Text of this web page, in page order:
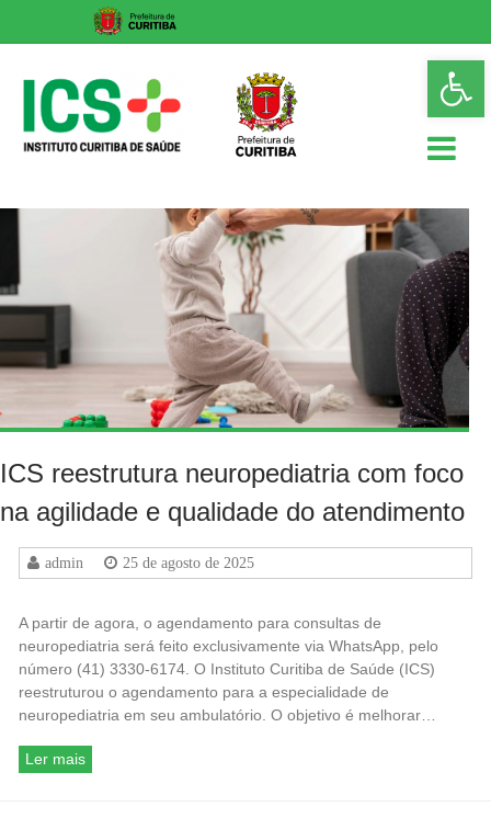
content
ICS
de
Saúde
ICS reestrutura neuropediatria com foco
na agilidade e qualidade do atendimento
admin 25 de agosto de 2025
A partir de agora, o agendamento para consultas de
neuropediatria será feito exclusivamente via WhatsApp, pelo
número (41) 3330-6174. O Instituto Curitiba de Saúde (ICS)
reestruturou o agendamento para a especialidade de
neuropediatria em seu ambulatório. O objetivo é melhorar…
Ler mais